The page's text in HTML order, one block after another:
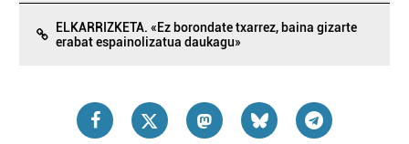
ELKARRIZKETA. «Ez borondate txarrez, baina gizarte
erabat espainolizatua daukagu»